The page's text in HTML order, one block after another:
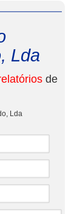
Lda
de
Lda